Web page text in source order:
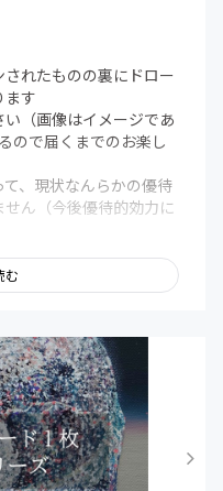
れたものの裏にドロー
ます
（画像はイメージであ
ので届くまでのお楽し
、現状なんらかの優待
ん（今後優待的効力に
る心境や展望などを投
なります
ー内容等により期間が
は打ち合わせの中でご
む